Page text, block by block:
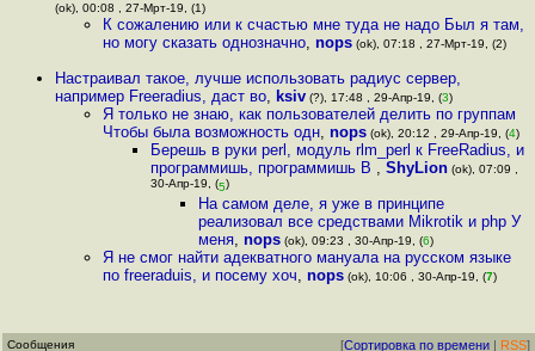
(ok), 00:08 , 27-Мрт-19, (1)
К сожалению или к счастью мне туда не надо Был я там,
но могу сказать однозначно, nops (ok), 07:18 , 27-Мрт-19, (2)
Настраивал такое, лучше использовать радиус сервер,
например Freeradius, даст во, ksiv (?), 17:48 , 29-Апр-19, (3)
Я только не знаю, как пользователей делить по группам
Чтобы была возможность одн, nops (ok), 20:12 , 29-Апр-19, (4)
Берешь в руки perl, модуль rlm_perl к FreeRadius, и
программишь, программишь В , ShyLion (ok), 07:09 ,
30-Апр-19, (5)
На самом деле, я уже в принципе
реализовал все средствами Mikrotik и php У
меня, nops (ok), 09:23 , 30-Апр-19, (6)
Я не смог найти адекватного мануала на русском языке
по freeraduis, и посему хоч, nops (ok), 10:06 , 30-Апр-19, (7)
Сообщения [Сортировка по времени | RSS]